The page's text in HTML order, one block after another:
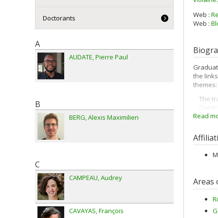
Web :
Web :
the
themes:
The
Sense
In
inner
Read
Areas
Doctorants
A
AUDATE Pierre Paul
B
BERG Alexis Maximilien
C
CAMPEAU Audrey
CAVAYAS François